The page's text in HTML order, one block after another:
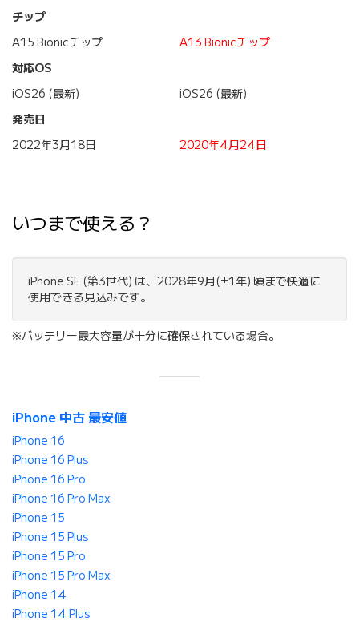
チップ
A15 Bionicチップ
A13 Bionicチップ
対応OS
iOS26 (最新)
iOS26 (最新)
発売日
2022年3月18日
2020年4月24日
いつまで使える？
iPhone SE (第3世代) は、2028年9月(±1年) 頃まで快適に
使用できる見込みです。
※バッテリー最大容量が十分に確保されている場合。
iPhone 中古 最安値
iPhone 16
iPhone 16 Plus
iPhone 16 Pro
iPhone 16 Pro Max
iPhone 15
iPhone 15 Plus
iPhone 15 Pro
iPhone 15 Pro Max
iPhone 14
iPhone 14 Plus